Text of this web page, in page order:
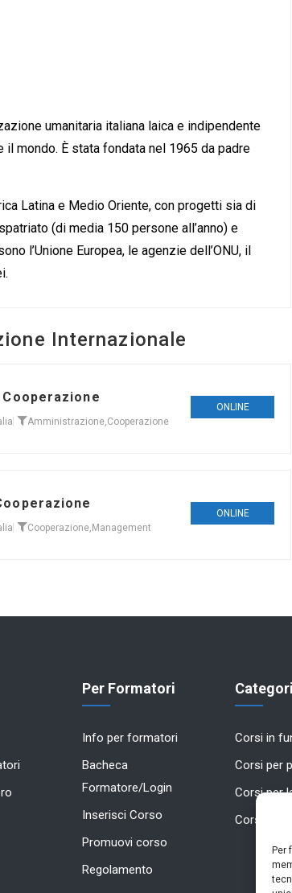
Per
umanitaria italiana laica e indipendente
mondo. È stata fondata nel 1965 da padre
Latina e Medio Oriente, con progetti sia di
(di media 150 persone all’anno) e
l’Unione Europea, le agenzie dell’ONU, il
Internazionale
Amministrazione,Cooperazione
ONLINE
Cooperazione, Management
ONLINE
Per Formatori
Info per formatori
Bacheca
Formatore/Login
Inserisci Corso
Promuovi corso
Regolamento
Corsi in
Corsi per
Corsi per
Corsi in